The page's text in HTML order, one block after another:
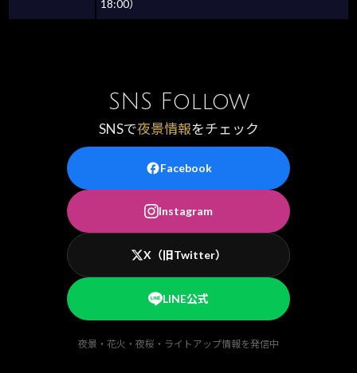
18:00）
SNS Follow
SNSで夜景情報をチェック
Facebook
Instagram
X（旧Twitter）
LINE公式
夜景・花火・夜桜・ライトアップ情報を発信中